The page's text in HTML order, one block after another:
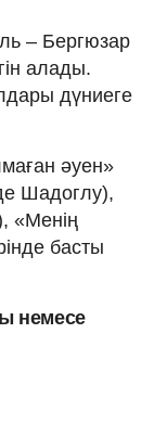
– Бергюзар
алады.
дүниеге
әуен»
Шадоглу),
«Менің
басты
немесе